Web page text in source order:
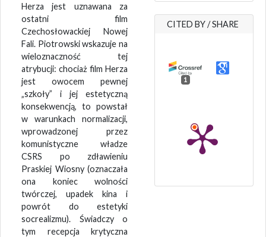
Herza jest uznawana za
ostatni film
Czechosłowackiej Nowej
Fali. Piotrowski wskazuje na
wieloznaczność tej
atrybucji: chociaż film Herza
jest owocem pewnej
„szkoły” i jej estetyczną
konsekwencją, to powstał
w warunkach normalizacji,
wprowadzonej przez
komunistyczne władze
CSRS po zdławieniu
Praskiej Wiosny (oznaczała
ona koniec wolności
twórczej, upadek kina i
powrót do estetyki
socrealizmu). Świadczy o
tym recepcja krytyczna
CITED BY / SHARE
1